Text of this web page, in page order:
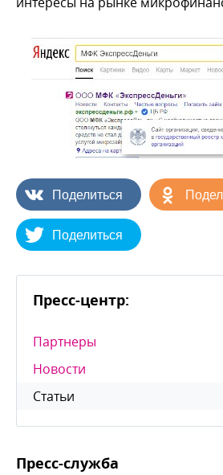
Поделиться
Поделиться
Пресс-центр:
Партнеры
Новости
Статьи
Пресс-служба